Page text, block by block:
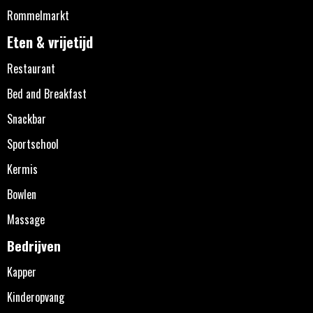
Rommelmarkt
Eten & vrijetijd
Restaurant
Bed and Breakfast
Snackbar
Sportschool
Kermis
Bowlen
Massage
Bedrijven
Kapper
Kinderopvang